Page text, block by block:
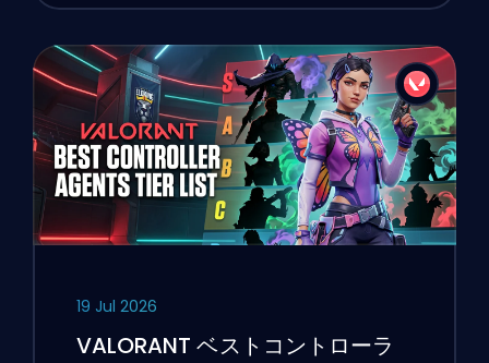
19 Jul 2026
VALORANT ベストコントローラ